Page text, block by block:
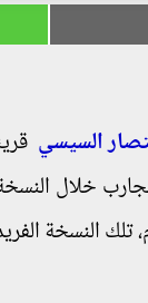
السيسي
خلال
تلك النسخة